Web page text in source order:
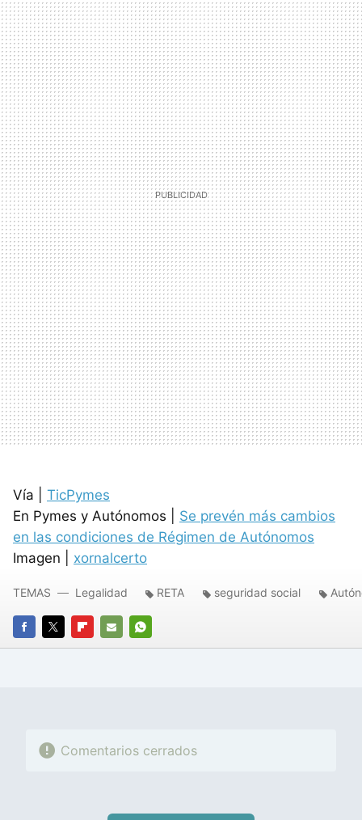
Vía | TicPymes
En Pymes y Autónomos | Se prevén más cambios
en las condiciones de Régimen de Autónomos
Imagen | xornalcerto
FACEBOOK
TWITTERFLIPBOARD
E-
WHATSAPP
TEMAS Legalidad RETA seguridad social
Comentarios cerrados